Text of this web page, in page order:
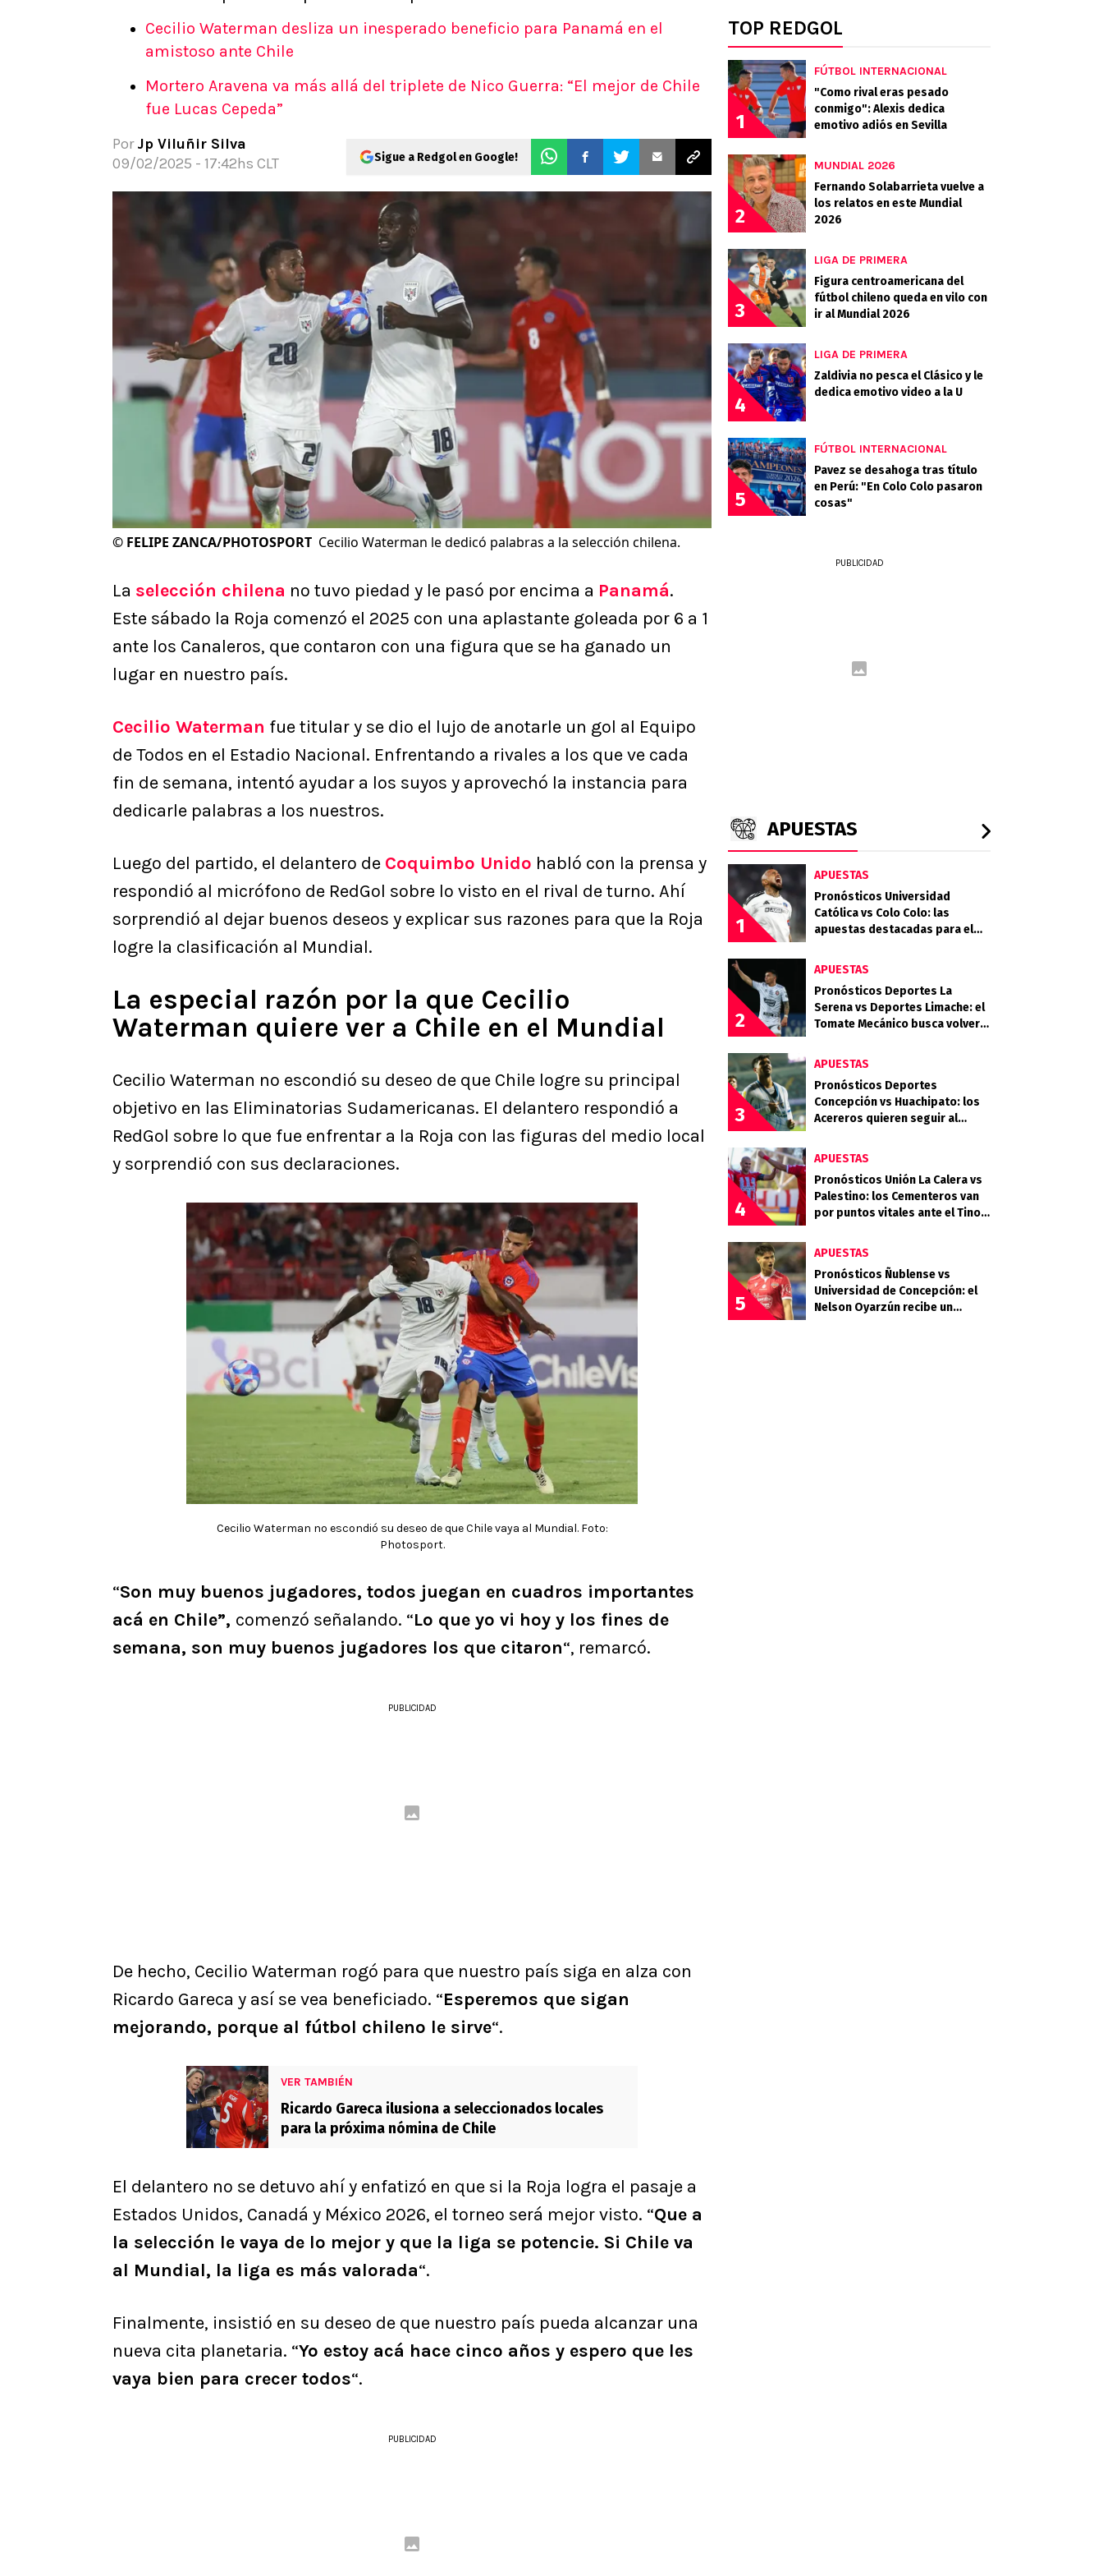
Apuestas Mundial 2026
Cecilio Waterman desliza un inesperado beneficio para Panamá en el
amistoso ante Chile
Mortero Aravena va más allá del triplete de Nico Guerra: “El mejor de Chile
fue Lucas Cepeda”
Por Jp Viluñir Silva
09/02/2025 - 17:42hs CLT
Sigue a Redgol en Google!
© FELIPE ZANCA/PHOTOSPORT Cecilio Waterman le dedicó palabras a la selección chilena.
La selección chilena no tuvo piedad y le pasó por encima a Panamá.
Este sábado la Roja comenzó el 2025 con una aplastante goleada por 6 a 1
ante los Canaleros, que contaron con una figura que se ha ganado un
lugar en nuestro país.
Cecilio Waterman fue titular y se dio el lujo de anotarle un gol al Equipo
de Todos en el Estadio Nacional. Enfrentando a rivales a los que ve cada
fin de semana, intentó ayudar a los suyos y aprovechó la instancia para
dedicarle palabras a los nuestros.
Luego del partido, el delantero de Coquimbo Unido habló con la prensa y
respondió al micrófono de RedGol sobre lo visto en el rival de turno. Ahí
sorprendió al dejar buenos deseos y explicar sus razones para que la Roja
logre la clasificación al Mundial.
La especial razón por la que Cecilio
Waterman quiere ver a Chile en el Mundial
Cecilio Waterman no escondió su deseo de que Chile logre su principal
objetivo en las Eliminatorias Sudamericanas. El delantero respondió a
RedGol sobre lo que fue enfrentar a la Roja con las figuras del medio local
y sorprendió con sus declaraciones.
Cecilio Waterman no escondió su deseo de que Chile vaya al Mundial. Foto:
Photosport.
“Son muy buenos jugadores, todos juegan en cuadros importantes
acá en Chile”, comenzó señalando. “Lo que yo vi hoy y los fines de
semana, son muy buenos jugadores los que citaron“, remarcó.
PUBLICIDAD
De hecho, Cecilio Waterman rogó para que nuestro país siga en alza con
Ricardo Gareca y así se vea beneficiado. “Esperemos que sigan
mejorando, porque al fútbol chileno le sirve“.
VER TAMBIÉN
Ricardo Gareca ilusiona a seleccionados locales
para la próxima nómina de Chile
El delantero no se detuvo ahí y enfatizó en que si la Roja logra el pasaje a
Estados Unidos, Canadá y México 2026, el torneo será mejor visto. “Que a
la selección le vaya de lo mejor y que la liga se potencie. Si Chile va
al Mundial, la liga es más valorada“.
Finalmente, insistió en su deseo de que nuestro país pueda alcanzar una
nueva cita planetaria. “Yo estoy acá hace cinco años y espero que les
vaya bien para crecer todos“.
PUBLICIDAD
TOP REDGOL
1
FÚTBOL INTERNACIONAL
"Como rival eras pesado
conmigo": Alexis dedica
emotivo adiós en Sevilla
2
MUNDIAL 2026
Fernando Solabarrieta vuelve a
los relatos en este Mundial
2026
3
LIGA DE PRIMERA
Figura centroamericana del
fútbol chileno queda en vilo con
ir al Mundial 2026
4
LIGA DE PRIMERA
Zaldivia no pesca el Clásico y le
dedica emotivo video a la U
5
FÚTBOL INTERNACIONAL
Pavez se desahoga tras título
en Perú: "En Colo Colo pasaron
cosas"
PUBLICIDAD
APUESTAS
1
APUESTAS
Pronósticos Universidad
Católica vs Colo Colo: las
apuestas destacadas para el
2
APUESTAS
Pronósticos Deportes La
Serena vs Deportes Limache: el
Tomate Mecánico busca volver
3
APUESTAS
Pronósticos Deportes
Concepción vs Huachipato: los
Acereros quieren seguir al
4
APUESTAS
Pronósticos Unión La Calera vs
Palestino: los Cementeros van
por puntos vitales ante el Tino
5
APUESTAS
Pronósticos Ñublense vs
Universidad de Concepción: el
Nelson Oyarzún recibe un